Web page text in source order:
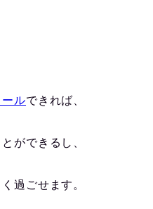
ールできれば、
ができるし、
過ごせます。